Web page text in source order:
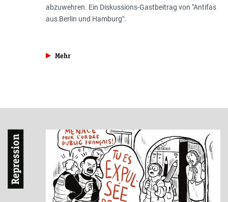
abzuwehren. Ein Diskussions-Gastbeitrag von "Antifas
aus Berlin und Hamburg".
Mehraus der Rubrik »Diskussion«
Repression